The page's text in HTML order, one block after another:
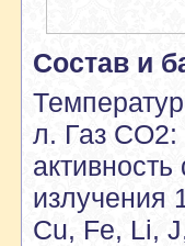
Состав и
л. Газ
излучения
Cu, Fe, Li,